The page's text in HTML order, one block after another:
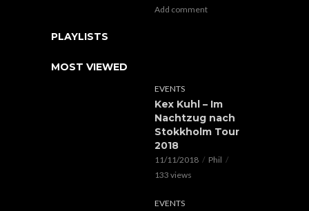
Add comment
PLAYLISTS
MOST VIEWED
EVENTS
Kex Kuhl – Im
Nachtzug nach
Stokkholm Tour
2018
11/11/2018
Phil
133 views
EVENTS